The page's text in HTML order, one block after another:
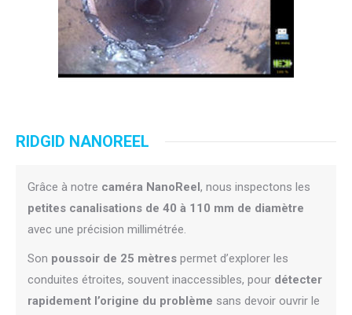
RIDGID NANOREEL
Grâce à notre caméra NanoReel, nous inspectons les
petites canalisations de 40 à 110 mm de diamètre
avec une précision millimétrée.
Son poussoir de 25 mètres permet d’explorer les
conduites étroites, souvent inaccessibles, pour détecter
rapidement l’origine du problème sans devoir ouvrir le